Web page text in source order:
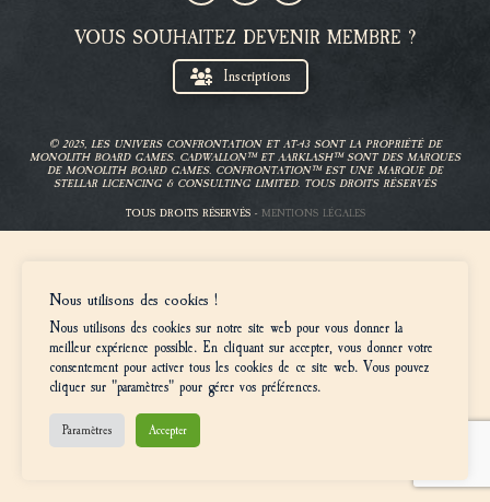
VOUS SOUHAITEZ DEVENIR MEMBRE ?
Inscriptions
© 2025, LES UNIVERS CONFRONTATION ET AT-43 SONT LA PROPRIÉTÉ DE
MONOLITH BOARD GAMES. CADWALLON™ ET AARKLASH™ SONT DES MARQUES
DE MONOLITH BOARD GAMES. CONFRONTATION™ EST UNE MARQUE DE
STELLAR LICENCING & CONSULTING LIMITED. TOUS DROITS RÉSERVÉS
TOUS DROITS RÉSERVÉS - MENTIONS LÉGALES
Nous utilisons des cookies !
Nous utilisons des cookies sur notre site web pour vous donner la
meilleur expérience possible. En cliquant sur accepter, vous donner votre
consentement pour activer tous les cookies de ce site web. Vous pouvez
cliquer sur "paramètres" pour gérer vos préférences.
Paramètres Accepter